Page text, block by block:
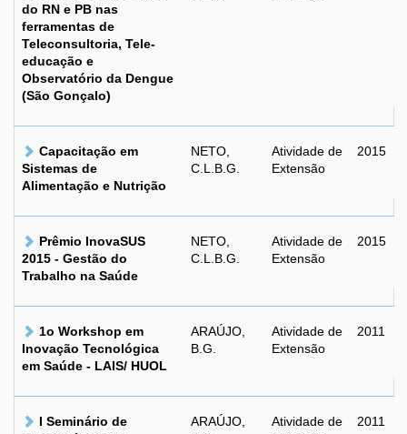
do RN e PB nas
ferramentas de
Teleconsultoria, Tele-
educação e
Observatório da Dengue
(São Gonçalo)
Capacitação em
Sistemas de
Alimentação e Nutrição
NETO,
C.L.B.G.
Atividade de
Extensão
2015
Prêmio InovaSUS
2015 - Gestão do
Trabalho na Saúde
NETO,
C.L.B.G.
Atividade de
Extensão
2015
1o Workshop em
Inovação Tecnológica
em Saúde - LAIS/ HUOL
ARAÚJO,
B.G.
Atividade de
Extensão
2011
I Seminário de
ARAÚJO,
Atividade de
2011